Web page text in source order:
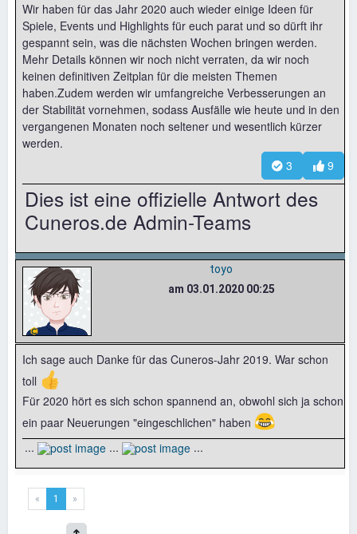
Wir haben für das Jahr 2020 auch wieder einige Ideen für
Spiele, Events und Highlights für euch parat und so dürft ihr
gespannt sein, was die nächsten Wochen bringen werden.
Mehr Details können wir noch nicht verraten, da wir noch
keinen definitiven Zeitplan für die meisten Themen
haben.Zudem werden wir umfangreiche Verbesserungen an
der Stabilität vornehmen, sodass Ausfälle wie heute und in den
vergangenen Monaten noch seltener und wesentlich kürzer
werden.
3
9
Dies ist eine offizielle Antwort des
Cuneros.de Admin-Teams
toyo
am 03.01.2020 00:25
Ich sage auch Danke für das Cuneros-Jahr 2019. War schon
toll 👍
Für 2020 hört es sich schon spannend an, obwohl sich ja schon
ein paar Neuerungen "eingeschlichen" haben 😂
... ... ...
« 1 »